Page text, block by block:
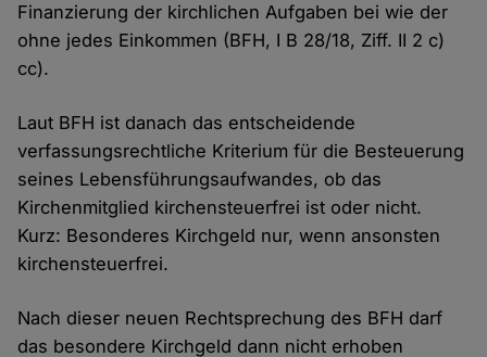
Finanzierung der kirchlichen Aufgaben bei wie der
ohne jedes Einkommen (BFH, I B 28/18, Ziff. II 2 c)
cc).
Laut BFH ist danach das entscheidende
verfassungsrechtliche Kriterium für die Besteuerung
seines Lebensführungsaufwandes, ob das
Kirchenmitglied kirchensteuerfrei ist oder nicht.
Kurz: Besonderes Kirchgeld nur, wenn ansonsten
kirchensteuerfrei.
Nach dieser neuen Rechtsprechung des BFH darf
das besondere Kirchgeld dann nicht erhoben